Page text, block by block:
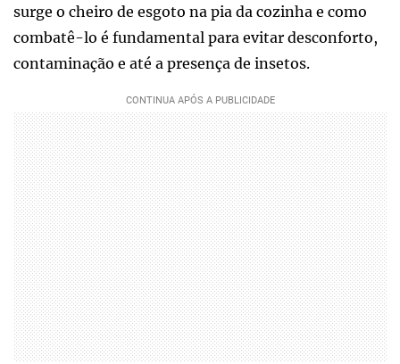
surge o cheiro de esgoto na pia da cozinha e como
combatê-lo é fundamental para evitar desconforto,
contaminação e até a presença de insetos.